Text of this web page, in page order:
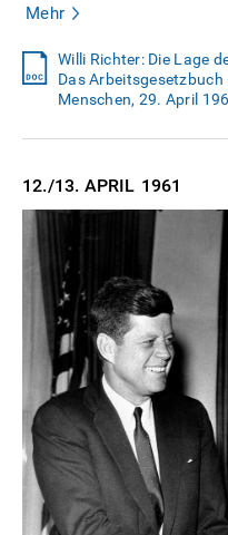
Mehr
Willi Richter: Die Lage
Das
Menschen, 29. April
12./13. APRIL 1961